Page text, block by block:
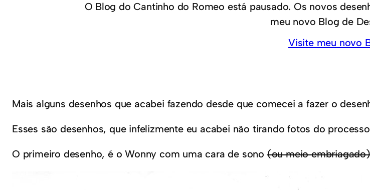
O Blog do Cantinho do Romeo está pausado. Os novos
meu novo Blog de
Visite meu novo
Mais alguns desenhos que acabei fazendo desde que comecei a fazer o
Esses são desenhos, que infelizmente eu acabei não tirando fotos do
O primeiro desenho, é o Wonny com uma cara de sono(ou meio embriagado)